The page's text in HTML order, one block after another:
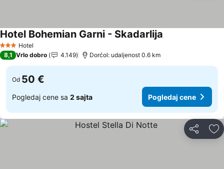
3 Zvezdice
Hotel
Hotel Bohemian Garni - Skadarlija
8,1 Vrlo dobro 4.149 Dorćol: udaljenost 0.6 km
Od 50 €
Pogledaj cene sa 2 sajta Pogledaj cene
Deli